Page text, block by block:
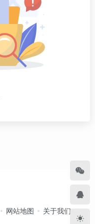
网站地图 关于我们